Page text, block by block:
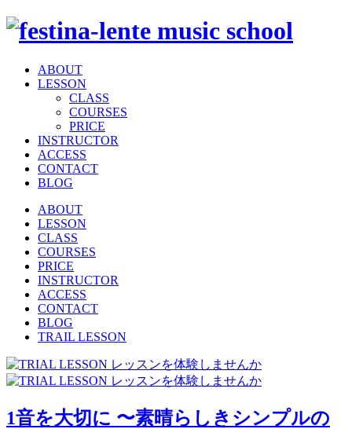
ABOUT
LESSON
CLASS
COURSES
PRICE
INSTRUCTOR
ACCESS
CONTACT
BLOG
ABOUT
LESSON
CLASS
COURSES
PRICE
INSTRUCTOR
ACCESS
CONTACT
BLOG
TRAIL LESSON
1音を大切に 〜素晴らしきシンプルの